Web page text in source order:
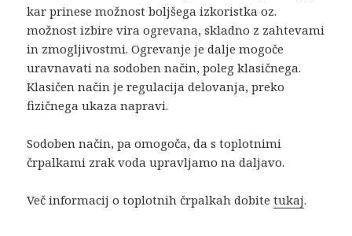
kar prinese možnost boljšega izkoristka oz.
možnost izbire vira ogrevana, skladno z zahtevami
in zmogljivostmi. Ogrevanje je dalje mogoče
uravnavati na sodoben način, poleg klasičnega.
Klasičen način je regulacija delovanja, preko
fizičnega ukaza napravi.
Sodoben način, pa omogoča, da s toplotnimi
črpalkami zrak voda upravljamo na daljavo.
Več informacij o toplotnih črpalkah dobitetukaj.